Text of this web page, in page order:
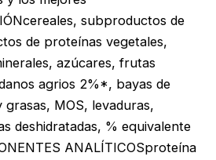
subproductos de
de proteínas vegetales,
azúcares, frutas
agrios 2%*, bayas de
MOS, levaduras,
deshidratadas, % equivalente
ANALÍTICOSproteína